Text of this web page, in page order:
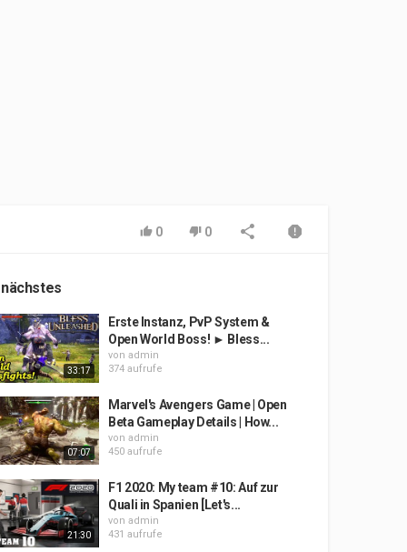
0 0
33:17
Erste Instanz, PvP System &
Open World Boss! ► Bless...
von admin
374 aufrufe
07:07
Marvel's Avengers Game | Open
Beta Gameplay Details | How...
von admin
450 aufrufe
21:30
F1 2020: My team #10: Auf zur
Quali in Spanien [Let's...
von admin
431 aufrufe